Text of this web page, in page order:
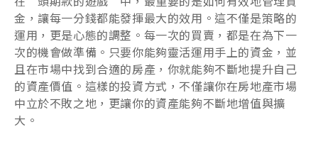
金，讓每一分錢都能發揮最大的效用。這不僅是策略的
運用，更是心態的調整。每一次的買賣，都是在為下一
次的機會做準備。只要你能夠靈活運用手上的資金，並
且在市場中找到合適的房產，你就能夠不斷地提升自己
的資產價值。這樣的投資方式，不僅讓你在房地產市場
中立於不敗之地，更讓你的資產能夠不斷地增值與擴
大。